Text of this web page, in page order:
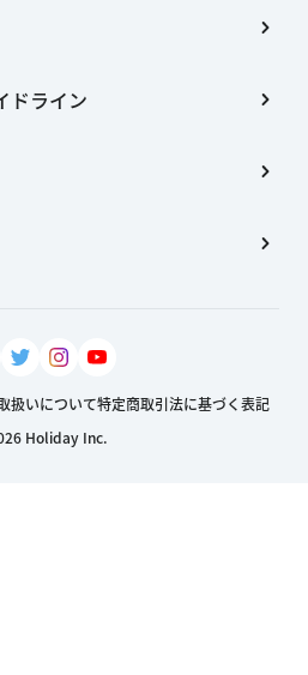
ドライン
扱いについて特定商取引法に基づく表記
Holiday Inc.